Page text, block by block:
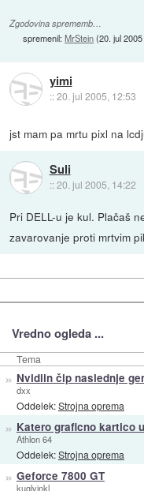
Zgodovina sprememb…
spremenil:MrStein(20. jul
yimi
::20. jul 2005, 12:53
jst mam pa mrtu pixl na
Suli
::20. jul 2005, 14:22
Pri DELL-u je kul. Plačaš
zavarovanje proti mrtvim
Vredno ogleda ...
Tema
» Nvidiin čip naslednje
dxx
Oddelek:Strojna oprema
» Katero graficno kartico
Athlon 64
Oddelek:Strojna oprema
» Geforce 7800 GT
kuglvinkl